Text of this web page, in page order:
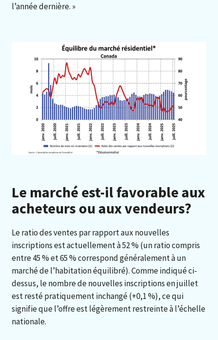
l’année dernière. »
Le marché est-il favorable aux
acheteurs ou aux vendeurs?
Le ratio des ventes par rapport aux nouvelles
inscriptions est actuellement à 52 % (un ratio compris
entre 45 % et 65 % correspond généralement à un
marché de l’habitation équilibré). Comme indiqué ci-
dessus, le nombre de nouvelles inscriptions en juillet
est resté pratiquement inchangé (+0,1 %), ce qui
signifie que l’offre est légèrement restreinte à l’échelle
nationale.